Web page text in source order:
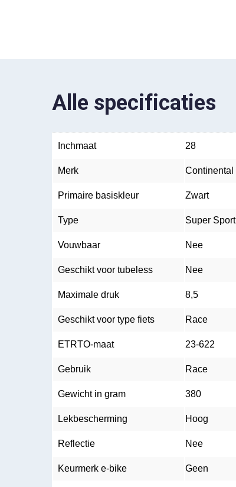
Alle specificaties
Inchmaat 28
Merk Continental
Primaire basiskleur Zwart
Type Super Sport
Vouwbaar Nee
Geschikt voor tubeless Nee
Maximale druk 8,5
Geschikt voor type fiets Race
ETRTO-maat 23-622
Gebruik Race
Gewicht in gram 380
Lekbescherming Hoog
Reflectie Nee
Keurmerk e-bike Geen